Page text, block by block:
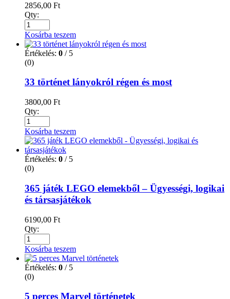
2856,00 Ft
Qty:
Kosárba teszem
Értékelés: 0 / 5
(0)
33 történet lányokról régen és most
3800,00 Ft
Qty:
Kosárba teszem
Értékelés: 0 / 5
(0)
365 játék LEGO elemekből – Ügyességi, logikai
és társasjátékok
6190,00 Ft
Qty:
Kosárba teszem
Értékelés: 0 / 5
(0)
5 perces Marvel történetek